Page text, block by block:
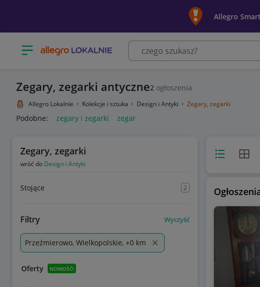
Allegro
Otwórz menu z kategoriami
Zegary, zegarki antyczne2 ogłoszenia
Allegro Lokalnie Kolekcje i sztuka Design i Antyki Zegary, zegarki
Podobne: zegary i zegarki zegar
Zegary, zegarki
wróć do Design i Antyki
Stojące 2
Filtry Wyczyść
Przeźmierowo, Wielkopolskie, +0 km
Oferty NOWOŚĆ!
Widok listy
Widok